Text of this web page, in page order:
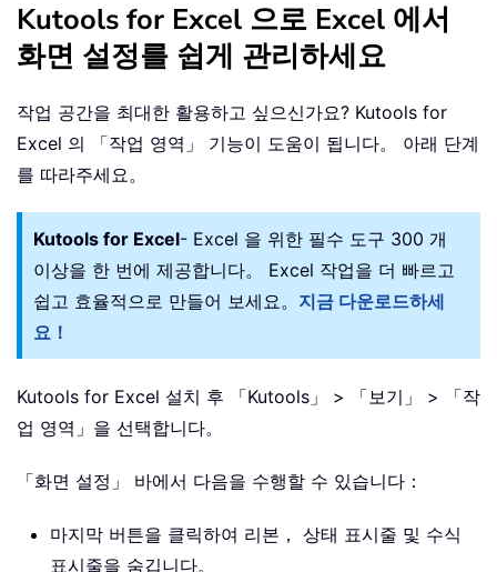
Kutools for Excel 으로 Excel 에서
화면 설정를 쉽게 관리하세요
작업 공간을 최대한 활용하고 싶으신가요? Kutools for
Excel 의 「작업 영역」 기능이 도움이 됩니다。 아래 단계
를 따라주세요。
Kutools for Excel- Excel 을 위한 필수 도구 300 개
이상을 한 번에 제공합니다。 Excel 작업을 더 빠르고
쉽고 효율적으로 만들어 보세요。 지금 다운로드하세
요！
Kutools for Excel 설치 후 「Kutools」 > 「보기」 > 「작
업 영역」을 선택합니다。
「화면 설정」 바에서 다음을 수행할 수 있습니다：
마지막 버튼을 클릭하여 리본， 상태 표시줄 및 수식
표시줄을 숨깁니다。